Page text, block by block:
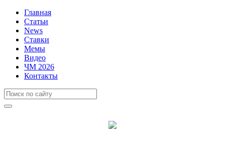
Главная
Статьи
News
Ставки
Мемы
Видео
ЧМ 2026
Контакты